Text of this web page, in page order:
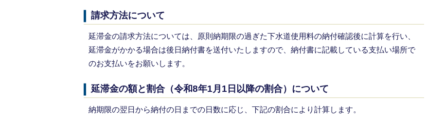
請求方法について
延滞金の請求方法については、原則納期限の過ぎた下水道使用料の納付確認後に計算を行い、
延滞金がかかる場合は後日納付書を送付いたしますので、納付書に記載している支払い場所で
のお支払いをお願いします。
延滞金の額と割合（令和8年1月1日以降の割合）について
納期限の翌日から納付の日までの日数に応じ、下記の割合により計算します。